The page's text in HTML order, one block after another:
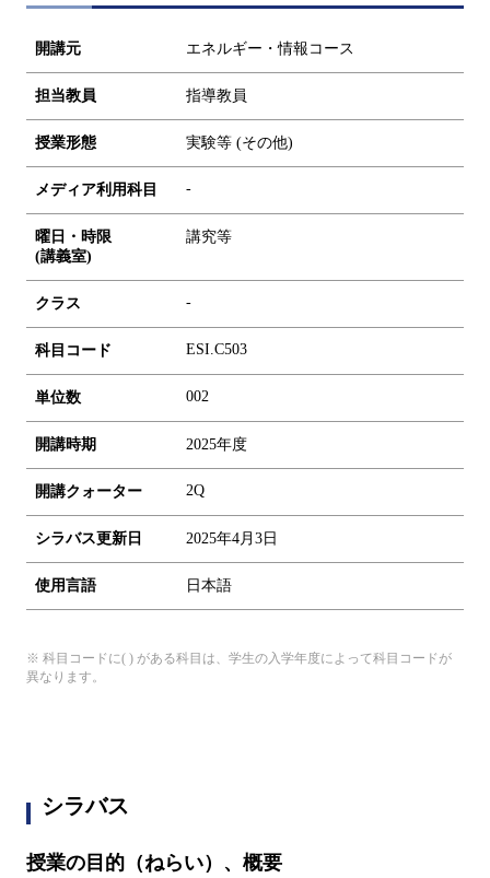
開講元 エネルギー・情報コース
担当教員 指導教員
授業形態 実験等 (その他)
メディア利用科目 -
曜日・時限
(講義室)
講究等
クラス -
科目コード ESI.C503
単位数 002
開講時期 2025年度
開講クォーター 2Q
シラバス更新日 2025年4月3日
使用言語 日本語
※ 科目コードに( ) がある科目は、学生の入学年度によって科目コードが
異なります。
シラバス
授業の目的（ねらい）、概要